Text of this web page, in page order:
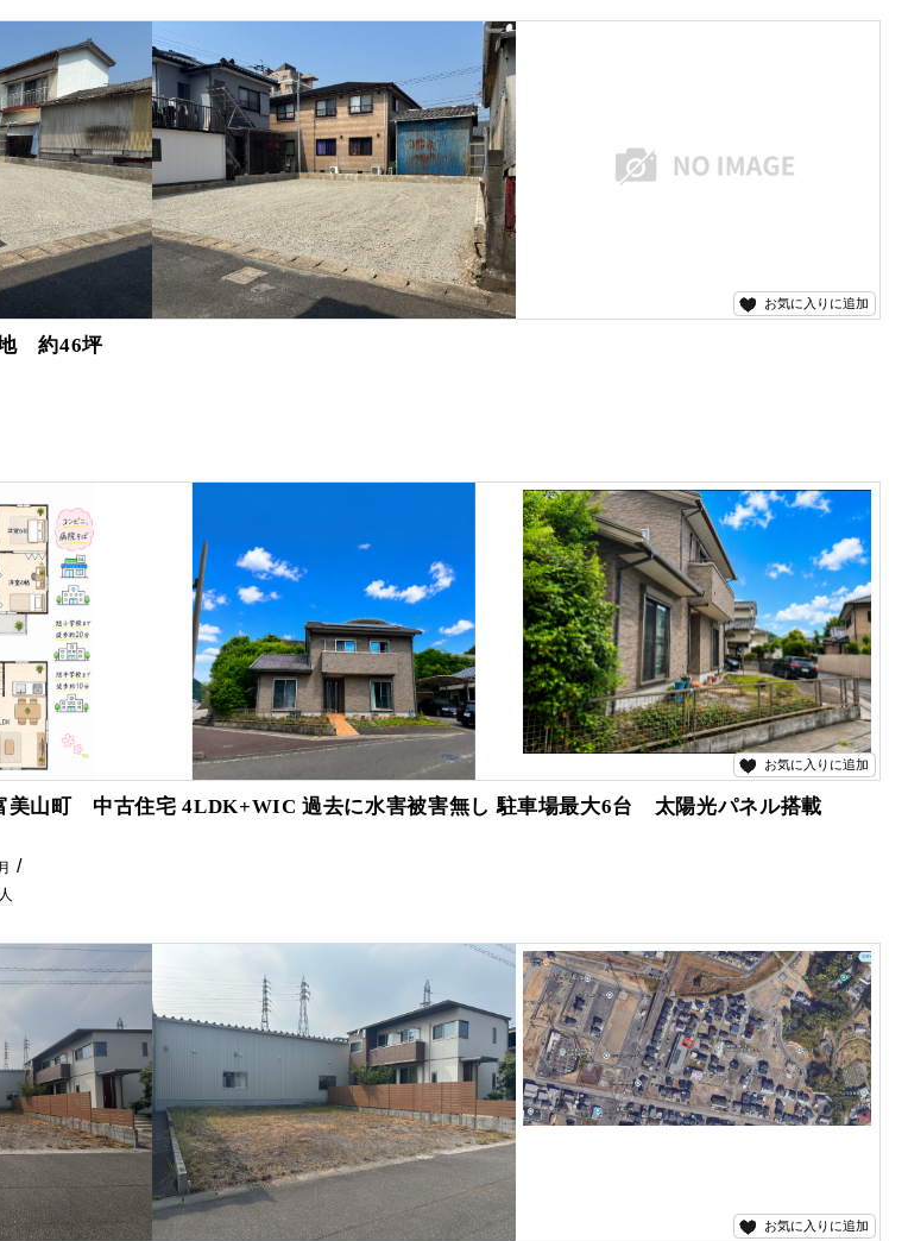
お気に入りに追加
約46坪
お気に入りに追加
美山町 中古住宅 4LDK+WIC 過去に水害被害無し 駐車場最大6台 太陽光パネル搭載
お気に入りに追加